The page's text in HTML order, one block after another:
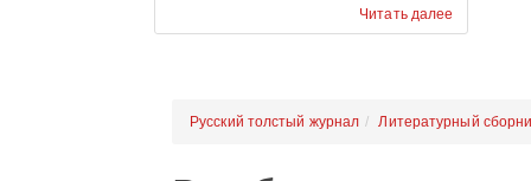
Читать далее
Русский толстый журнал Литературный